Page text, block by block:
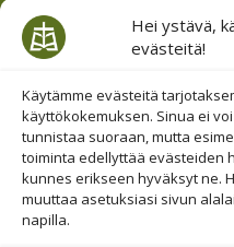
Hei ystävä,
evästeitä!
Käytämme evästeitä
käyttökokemuksen. Sinua ei
tunnistaa suoraan, mutta
toiminta edellyttää evästeiden
kunnes erikseen hyväksyt ne.
muuttaa asetuksiasi sivun
napilla.
Hallinnoi evästeitä
Etsi sivuiltamme
© 2019-2026 Suomen